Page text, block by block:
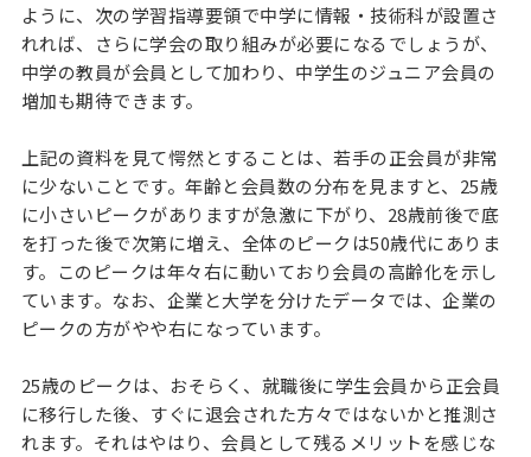
ように、次の学習指導要領で中学に情報・技術科が設置さ
れれば、さらに学会の取り組みが必要になるでしょうが、
中学の教員が会員として加わり、中学生のジュニア会員の
増加も期待できます。
上記の資料を見て愕然とすることは、若手の正会員が非常
に少ないことです。年齢と会員数の分布を見ますと、25歳
に小さいピークがありますが急激に下がり、28歳前後で底
を打った後で次第に増え、全体のピークは50歳代にありま
す。このピークは年々右に動いており会員の高齢化を示し
ています。なお、企業と大学を分けたデータでは、企業の
ピークの方がやや右になっています。
25歳のピークは、おそらく、就職後に学生会員から正会員
に移行した後、すぐに退会された方々ではないかと推測さ
れます。それはやはり、会員として残るメリットを感じな